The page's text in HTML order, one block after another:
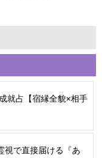
就占【宿縁全貌×相手
で直接届ける『あ